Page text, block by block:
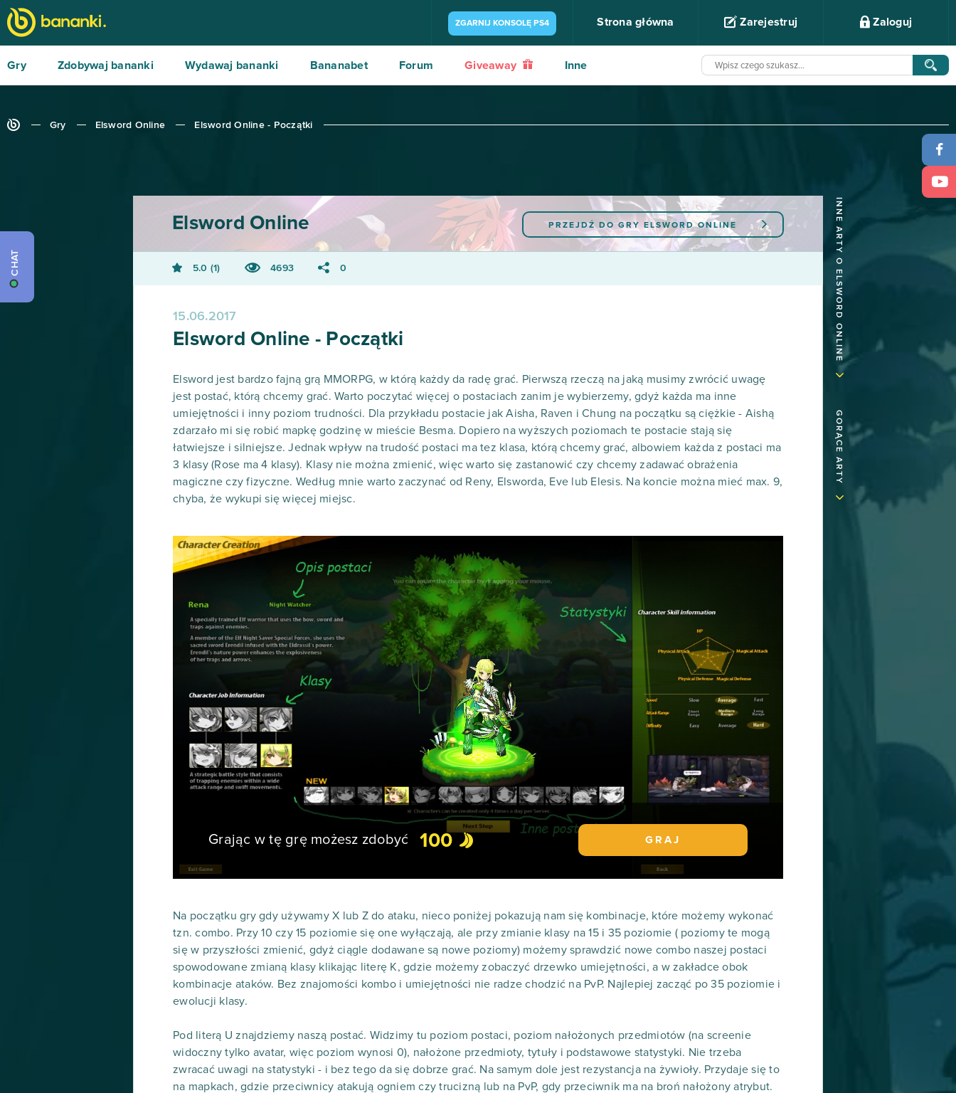
ZGARNIJ KONSOLĘ PS4 Strona główna Zarejestruj Zaloguj
Gry Zdobywaj bananki Wydawaj bananki Bananabet Forum Giveaway Inne
Gry Elsword Online Elsword Online - Początki
INNE ARTY O ELSWORD ONLINE
GORĄCE ARTY
PRZEJDŹ DO GRY ELSWORD ONLINE
Elsword Online
5.0 1 4693 0
15.06.2017
Elsword Online - Początki
Elsword jest bardzo fajną grą MMORPG, w którą każdy da radę grać. Pierwszą rzeczą na jaką musimy zwrócić uwagę
jest postać, którą chcemy grać. Warto poczytać więcej o postaciach zanim je wybierzemy, gdyż każda ma inne
umiejętności i inny poziom trudności. Dla przykładu postacie jak Aisha, Raven i Chung na początku są ciężkie - Aishą
zdarzało mi się robić mapkę godzinę w mieście Besma. Dopiero na wyższych poziomach te postacie stają się
łatwiejsze i silniejsze. Jednak wpływ na trudość postaci ma tez klasa, którą chcemy grać, albowiem każda z postaci ma
3 klasy (Rose ma 4 klasy). Klasy nie można zmienić, więc warto się zastanowić czy chcemy zadawać obrażenia
magiczne czy fizyczne. Według mnie warto zaczynać od Reny, Elsworda, Eve lub Elesis. Na koncie można mieć max. 9,
chyba, że wykupi się więcej miejsc.
Grając w tę grę możesz zdobyć 100 GRAJ
Na początku gry gdy używamy X lub Z do ataku, nieco poniżej pokazują nam się kombinacje, które możemy wykonać
tzn. combo. Przy 10 czy 15 poziomie się one wyłączają, ale przy zmianie klasy na 15 i 35 poziomie ( poziomy te mogą
się w przyszłości zmienić, gdyż ciągle dodawane są nowe poziomy) możemy sprawdzić nowe combo naszej postaci
spowodowane zmianą klasy klikając literę K, gdzie możemy zobaczyć drzewko umiejętności, a w zakładce obok
kombinacje ataków. Bez znajomości kombo i umiejętności nie radze chodzić na PvP. Najlepiej zacząć po 35 poziomie i
ewolucji klasy.
Pod literą U znajdziemy naszą postać. Widzimy tu poziom postaci, poziom nałożonych przedmiotów (na screenie
widoczny tylko avatar, więc poziom wynosi 0), nałożone przedmioty, tytuły i podstawowe statystyki. Nie trzeba
zwracać uwagi na statystyki - i bez tego da się dobrze grać. Na samym dole jest rezystancja na żywioły. Przydaje się to
na mapkach, gdzie przeciwnicy atakują ogniem czy trucizną lub na PvP, gdy przeciwnik ma na broń nałożony atrybut.
CHAT